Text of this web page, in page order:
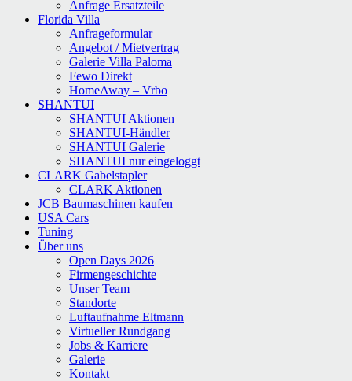
Anfrage Ersatzteile
Florida Villa
Anfrageformular
Angebot / Mietvertrag
Galerie Villa Paloma
Fewo Direkt
HomeAway – Vrbo
SHANTUI
SHANTUI Aktionen
SHANTUI-Händler
SHANTUI Galerie
SHANTUI nur eingeloggt
CLARK Gabelstapler
CLARK Aktionen
JCB Baumaschinen kaufen
USA Cars
Tuning
Über uns
Open Days 2026
Firmengeschichte
Unser Team
Standorte
Luftaufnahme Eltmann
Virtueller Rundgang
Jobs & Karriere
Galerie
Kontakt